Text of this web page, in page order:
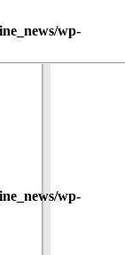
wp-
wp-